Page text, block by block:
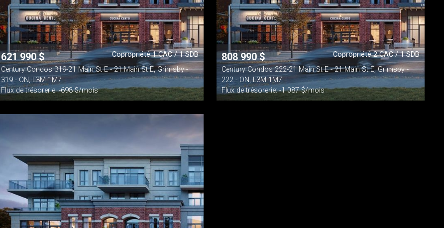
621 990$
Copropriété 1 CAC / 1 SDB
Century Condos 319-21 Main St E - 21 Main St E, Grimsby -
319 - ON, L3M 1M7
Flux de trésorerie: -698 $/mois
808 990$
Copropriété 2 CAC / 1 SDB
Century Condos 222-21 Main St E - 21 Main St E, Grimsby -
222 - ON, L3M 1M7
Flux de trésorerie: -1 087 $/mois